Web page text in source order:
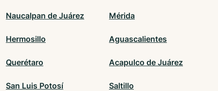
Naucalpan de Juárez Mérida
Hermosillo Aguascalientes
Querétaro Acapulco de Juárez
San Luis Potosí Saltillo